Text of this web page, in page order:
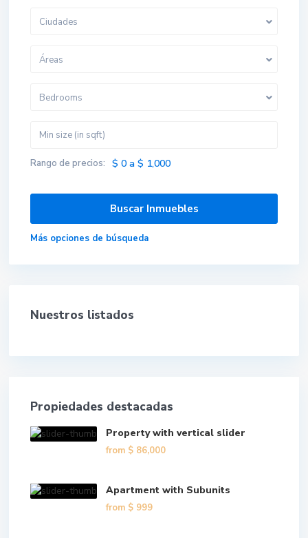
Ciudades
Áreas
Bedrooms
Rango de precios: $ 0 a $ 1,000
Más opciones de búsqueda
Nuestros listados
Propiedades destacadas
Property with vertical slider
from $ 86,000
Apartment with Subunits
from $ 999